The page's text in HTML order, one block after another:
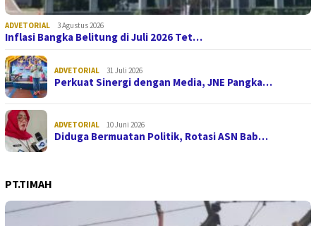
ADVETORIAL 3 Agustus 2026
Inflasi Bangka Belitung di Juli 2026 Tet…
ADVETORIAL 31 Juli 2026
Perkuat Sinergi dengan Media, JNE Pangka…
ADVETORIAL 10 Juni 2026
Diduga Bermuatan Politik, Rotasi ASN Bab…
PT.TIMAH